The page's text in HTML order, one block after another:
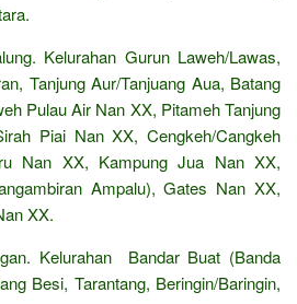
Kelurahan Gurun Laweh/Lawas,
Tanjung Aur/Tanjuang Aua, Batang
Pulau Air Nan XX, Pitameh Tanjung
Piai Nan XX, Cengkeh/Cangkeh
Nan XX, Kampung Jua Nan XX,
Ampalu), Gates Nan XX,
XX.
Kelurahan Bandar Buat (Banda
Besi, Tarantang, Beringin/Baringin,